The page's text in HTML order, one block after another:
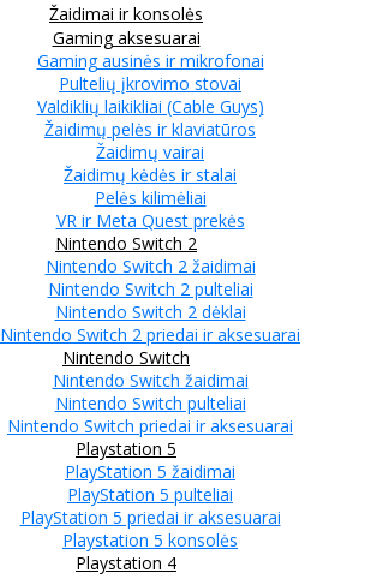
Žaidimai ir konsolės
Gaming aksesuarai
Gaming ausinės ir mikrofonai
Pultelių įkrovimo stovai
Valdiklių laikikliai (Cable Guys)
Žaidimų pelės ir klaviatūros
Žaidimų vairai
Žaidimų kėdės ir stalai
Pelės kilimėliai
VR ir Meta Quest prekės
Nintendo Switch 2
Nintendo Switch 2 žaidimai
Nintendo Switch 2 pulteliai
Nintendo Switch 2 dėklai
Nintendo Switch 2 priedai ir aksesuarai
Nintendo Switch
Nintendo Switch žaidimai
Nintendo Switch pulteliai
Nintendo Switch priedai ir aksesuarai
Playstation 5
PlayStation 5 žaidimai
PlayStation 5 pulteliai
PlayStation 5 priedai ir aksesuarai
Playstation 5 konsolės
Playstation 4